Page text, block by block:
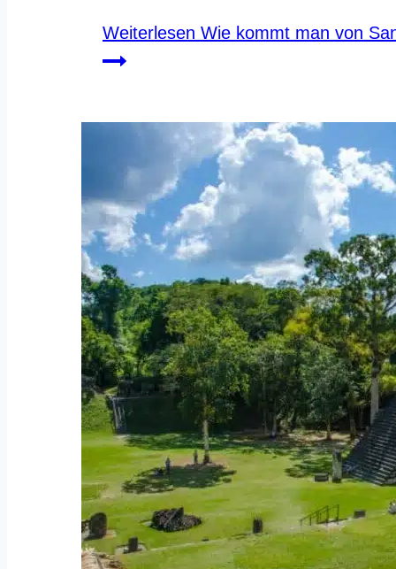
Weiterlesen Wie kommt man von